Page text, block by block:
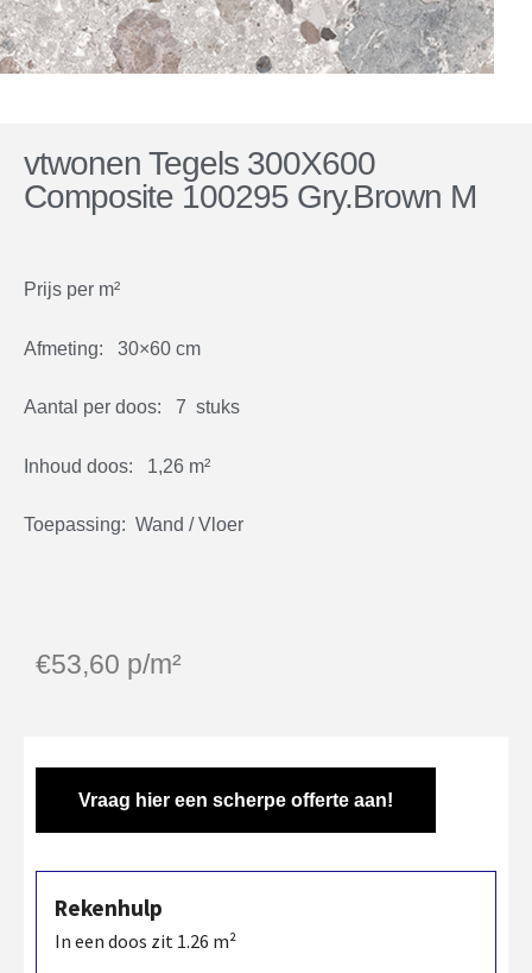
vtwonen Tegels 300X600
Composite 100295 Gry.Brown M
Prijs per m²
Afmeting: 30×60 cm
Aantal per doos: 7 stuks
Inhoud doos: 1,26 m²
Toepassing: Wand / Vloer
€53,60 p/m²
Vraag hier een scherpe offerte aan!
Rekenhulp
In een doos zit 1.26 m²